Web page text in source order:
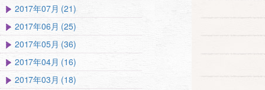
2017年07月 (21)
2017年06月 (25)
2017年05月 (36)
2017年04月 (16)
2017年03月 (18)